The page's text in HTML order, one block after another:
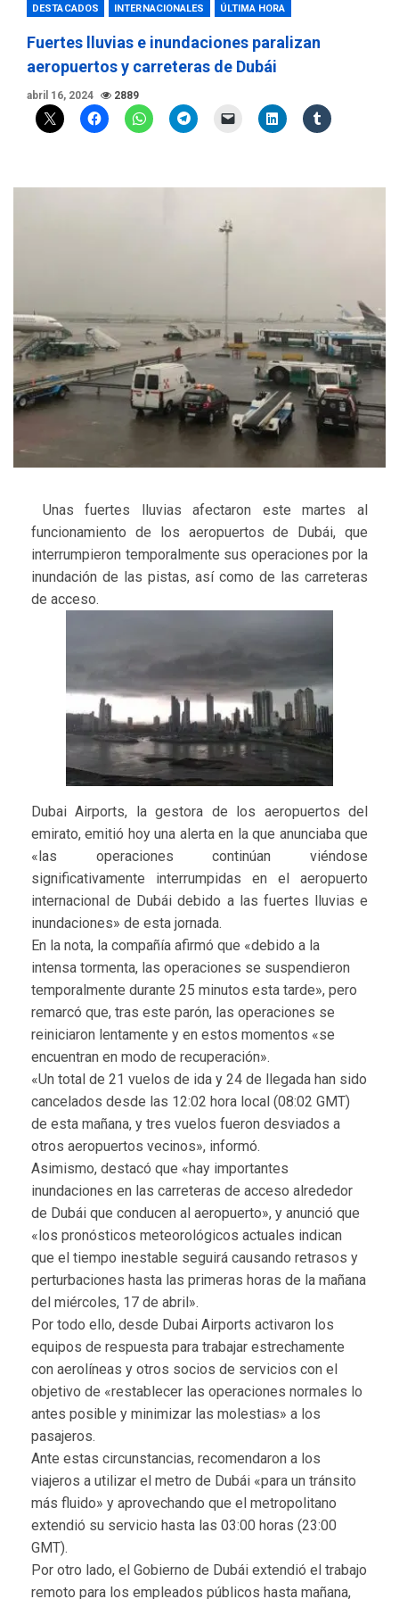
DESTACADOS INTERNACIONALES ÚLTIMA HORA
Fuertes lluvias e inundaciones paralizan
aeropuertos y carreteras de Dubái
abril 16, 2024 2889
Unas fuertes lluvias afectaron este martes al
funcionamiento de los aeropuertos de Dubái, que
interrumpieron temporalmente sus operaciones por la
inundación de las pistas, así como de las carreteras
de acceso.
Dubai Airports, la gestora de los aeropuertos del
emirato, emitió hoy una alerta en la que anunciaba que
«las operaciones continúan viéndose
significativamente interrumpidas en el aeropuerto
internacional de Dubái debido a las fuertes lluvias e
inundaciones» de esta jornada.
En la nota, la compañía afirmó que «debido a la
intensa tormenta, las operaciones se suspendieron
temporalmente durante 25 minutos esta tarde», pero
remarcó que, tras este parón, las operaciones se
reiniciaron lentamente y en estos momentos «se
encuentran en modo de recuperación».
«Un total de 21 vuelos de ida y 24 de llegada han sido
cancelados desde las 12:02 hora local (08:02 GMT)
de esta mañana, y tres vuelos fueron desviados a
otros aeropuertos vecinos», informó.
Asimismo, destacó que «hay importantes
inundaciones en las carreteras de acceso alrededor
de Dubái que conducen al aeropuerto», y anunció que
«los pronósticos meteorológicos actuales indican
que el tiempo inestable seguirá causando retrasos y
perturbaciones hasta las primeras horas de la mañana
del miércoles, 17 de abril».
Por todo ello, desde Dubai Airports activaron los
equipos de respuesta para trabajar estrechamente
con aerolíneas y otros socios de servicios con el
objetivo de «restablecer las operaciones normales lo
antes posible y minimizar las molestias» a los
pasajeros.
Ante estas circunstancias, recomendaron a los
viajeros a utilizar el metro de Dubái «para un tránsito
más fluido» y aprovechando que el metropolitano
extendió su servicio hasta las 03:00 horas (23:00
GMT).
Por otro lado, el Gobierno de Dubái extendió el trabajo
remoto para los empleados públicos hasta mañana,